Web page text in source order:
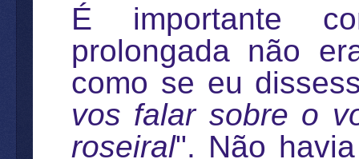
É importante
prolongada não
como se eu
vos falar sobre o
roseiral". Não